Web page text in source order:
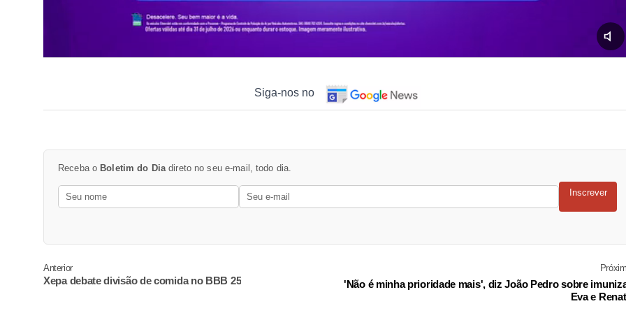
Siga-nos no
Receba o Boletim do Diadireto no seu e-mail, todo dia.
Inscrever
Anterior
Xepa debate divisão de comida no BBB 25
'Não é minha prioridade mais', diz João Pedro sobre
Eva e